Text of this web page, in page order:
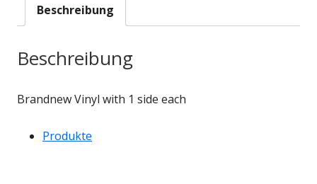
Beschreibung
Beschreibung
Brandnew Vinyl with 1 side each
Produkte